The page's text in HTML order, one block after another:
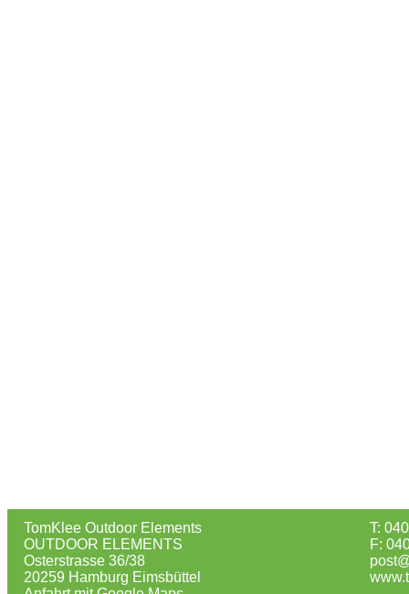
TomKlee Outdoor Elements
OUTDOOR ELEMENTS
Osterstrasse 36/38
20259 Hamburg Eimsbüttel
T:
F: